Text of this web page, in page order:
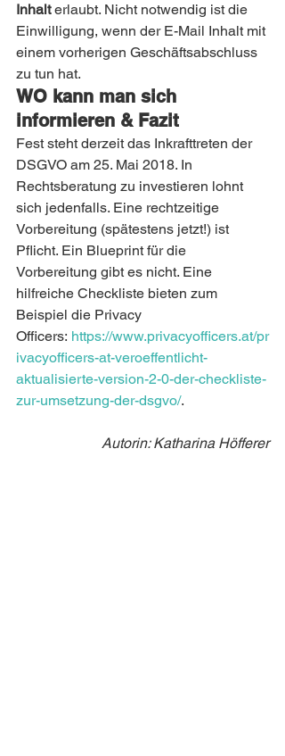
Inhalt erlaubt. Nicht notwendig ist die
Einwilligung, wenn der E-Mail Inhalt mit
einem vorherigen Geschäftsabschluss
zu tun hat.
WO kann man sich
informieren & Fazit
Fest steht derzeit das Inkrafttreten der
DSGVO am 25. Mai 2018. In
Rechtsberatung zu investieren lohnt
sich jedenfalls. Eine rechtzeitige
Vorbereitung (spätestens jetzt!) ist
Pflicht. Ein Blueprint für die
Vorbereitung gibt es nicht. Eine
hilfreiche Checkliste bieten zum
Beispiel die Privacy
Officers: https://www.privacyofficers.at/pr
ivacyofficers-at-veroeffentlicht-
aktualisierte-version-2-0-der-checkliste-
zur-umsetzung-der-dsgvo/.
Autorin: Katharina Höfferer